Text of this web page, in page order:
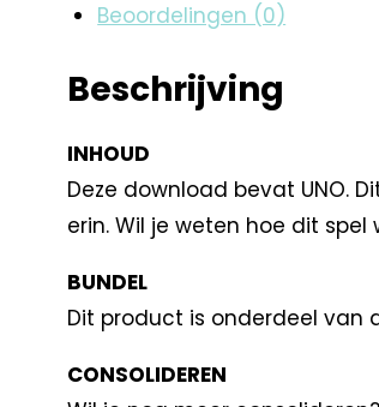
Beoordelingen (0)
Beschrijving
INHOUD
Deze download bevat UNO.
erin. Wil je weten hoe dit spel
BUNDEL
Dit product is onderdeel van
CONSOLIDEREN